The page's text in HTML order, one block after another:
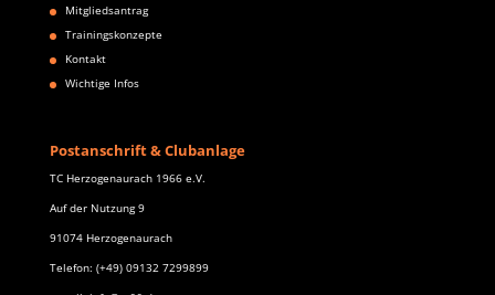
Mitgliedsantrag
Trainingskonzepte
Kontakt
Wichtige Infos
Postanschrift & Clubanlage
TC Herzogenaurach 1966 e.V.
Auf der Nutzung 9
91074 Herzogenaurach
Telefon: (+49) 09132 7299899